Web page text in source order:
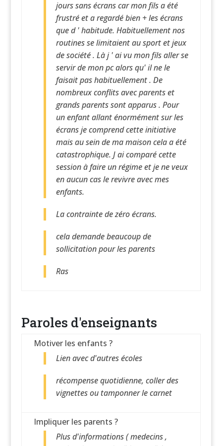
jours sans écrans car mon fils a été
frustré et a regardé bien + les écrans
que d ' habitude. Habituellement nos
routines se limitaient au sport et jeux
de société . Là j ' ai vu mon fils aller se
servir de mon pc alors qu' il ne le
faisait pas habituellement . De
nombreux conflits avec parents et
grands parents sont apparus . Pour
un enfant allant énormément sur les
écrans je comprend cette initiative
mais au sein de ma maison cela a été
catastrophique. J ai comparé cette
session à faire un régime et je ne veux
en aucun cas le revivre avec mes
enfants.
La contrainte de zéro écrans.
cela demande beaucoup de
sollicitation pour les parents
Ras
Paroles d'enseignants
Motiver les enfants ?
Lien avec d'autres écoles
récompense quotidienne, coller des
vignettes ou tamponner le carnet
Impliquer les parents ?
Plus d'informations ( medecins ,